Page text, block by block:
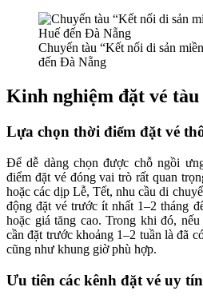
Chuyến tàu “Kết nối di sản
đến Đà Nẵng
Kinh nghiệm đặt vé
Lựa chọn thời điểm đặt vé
Để dễ dàng chọn được chỗ ngồi
điểm đặt vé đóng vai trò rất quan
hoặc các dịp Lễ, Tết, nhu cầu di
động đặt vé trước ít nhất 1–2 tháng
hoặc giá tăng cao. Trong khi đó,
cần đặt trước khoảng 1–2 tuần là đã
cũng như khung giờ phù hợp.
Ưu tiên các kênh đặt vé uy